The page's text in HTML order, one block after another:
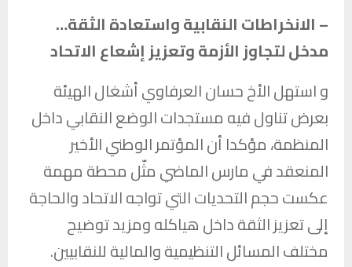
– الانخراطات النقابية واستعادة الثقة…
مدخل لتجاوز الأزمة وتعزيز إشعاع الاتحاد
و استهل الأخ حسان العرفاوي أشغال الهيئة
بعرض تناول فيه مستجدات الوضع النقابي داخل
المنظمة، مؤكدا أن المؤتمر الوطني الأخير
المنعقد في مارس الماضي مثّل محطة مهمة
عكست حجم التحديات التي تواجه الاتحاد والحاجة
إلى تعزيز الثقة داخل هياكله ومزيد توضيح
مختلف المسائل التنظيمية والمالية للنقابيين.